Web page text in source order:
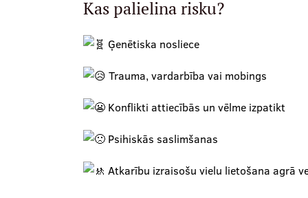
Kas palielina risku?
Ģenētiska nosliece
Trauma, vardarbība vai mobings
Konflikti attiecībās un vēlme izpatikt
Psihiskās saslimšanas
Atkarību izraisošu vielu lietošana agrā